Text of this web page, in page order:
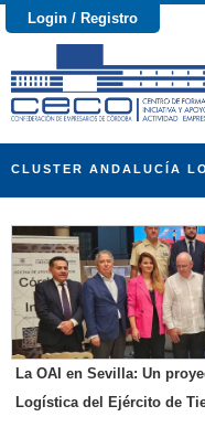
Login / Registro
CLUSTER ANDALUCÍA
La OAI en Sevilla: Un
Logística del Ejército de